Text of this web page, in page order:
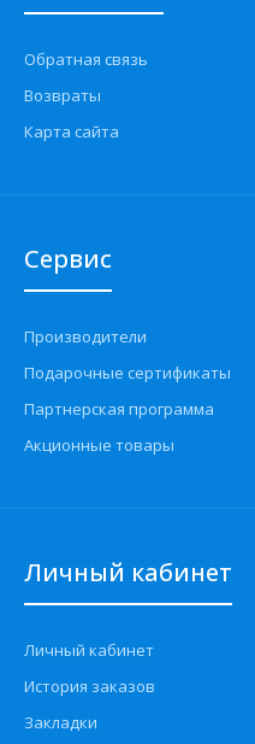
Обратная связь
Возвраты
Карта сайта
Сервис
Производители
Подарочные сертификаты
Партнерская программа
Акционные товары
Личный кабинет
Личный кабинет
История заказов
Закладки